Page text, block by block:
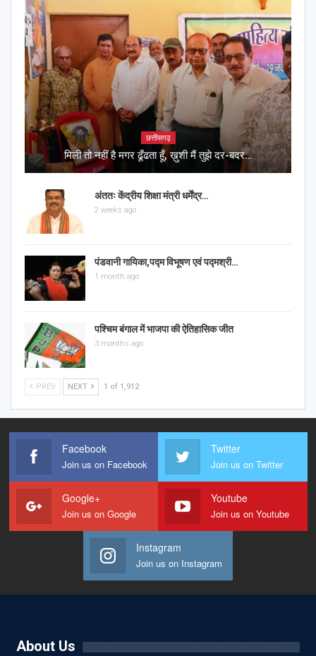
छत्तीसगढ़
मिली तो नहीं है मगर ढूँढता हूँ, ख़ुशी मैं तुझे दर-बदर…
अंततः केंद्रीय शिक्षा मंत्री धर्मेंद्र…
2 weeks ago
पंडवानी गायिका,पद्म विभूषण एवं पद्मश्री…
1 month ago
पश्चिम बंगाल में भाजपा की ऐतिहासिक जीत
3 months ago
PREV NEXT 1 of 1,912
Facebook
Join us on Facebook
Twitter
Join us on Twitter
Google+
Join us on Google
Youtube
Join us on Youtube
Instagram
Join us on Instagram
About Us